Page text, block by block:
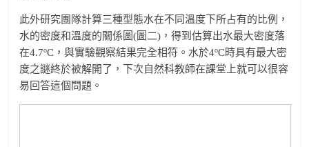
此外研究團隊計算三種型態水在不同溫度下所占有的比例，
水的密度和溫度的關係圖(圖二)，得到估算出水最大密度落
在4.7oC，與實驗觀察結果完全相符。水於4oC時具有最大密
度之謎終於被解開了，下次自然科教師在課堂上就可以很容
易回答這個問題。